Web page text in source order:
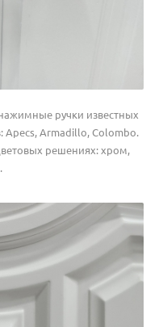
ручки известных
Apecs, Armadillo, Colombo.
решениях: хром,